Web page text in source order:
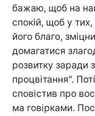
бажаю, щоб на
спокій, щоб у
його благо,
домагатися
розвитку заради
процвітання".
сповістив про
ма говірками.